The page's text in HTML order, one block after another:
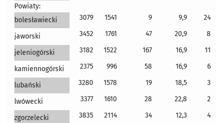
Powiaty:
bolesławiecki
3079 1541 9 9,9 24
jaworski 3452 1761 47 20,9 8
jeleniogórski 3182 1522 167 16,9 11
kamiennogórski 2375 996 58 16,9 6
lubański 3280 1578 19 18,5 3
lwówecki 3377 1610 28 22,8 2
zgorzelecki 3835 2114 34 12,3 4